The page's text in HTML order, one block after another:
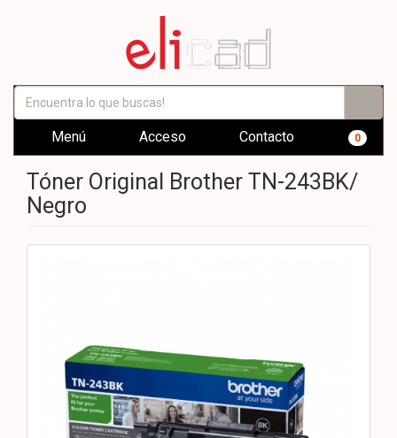
Menú Acceso Contacto 0
Tóner Original Brother TN-243BK/
Negro